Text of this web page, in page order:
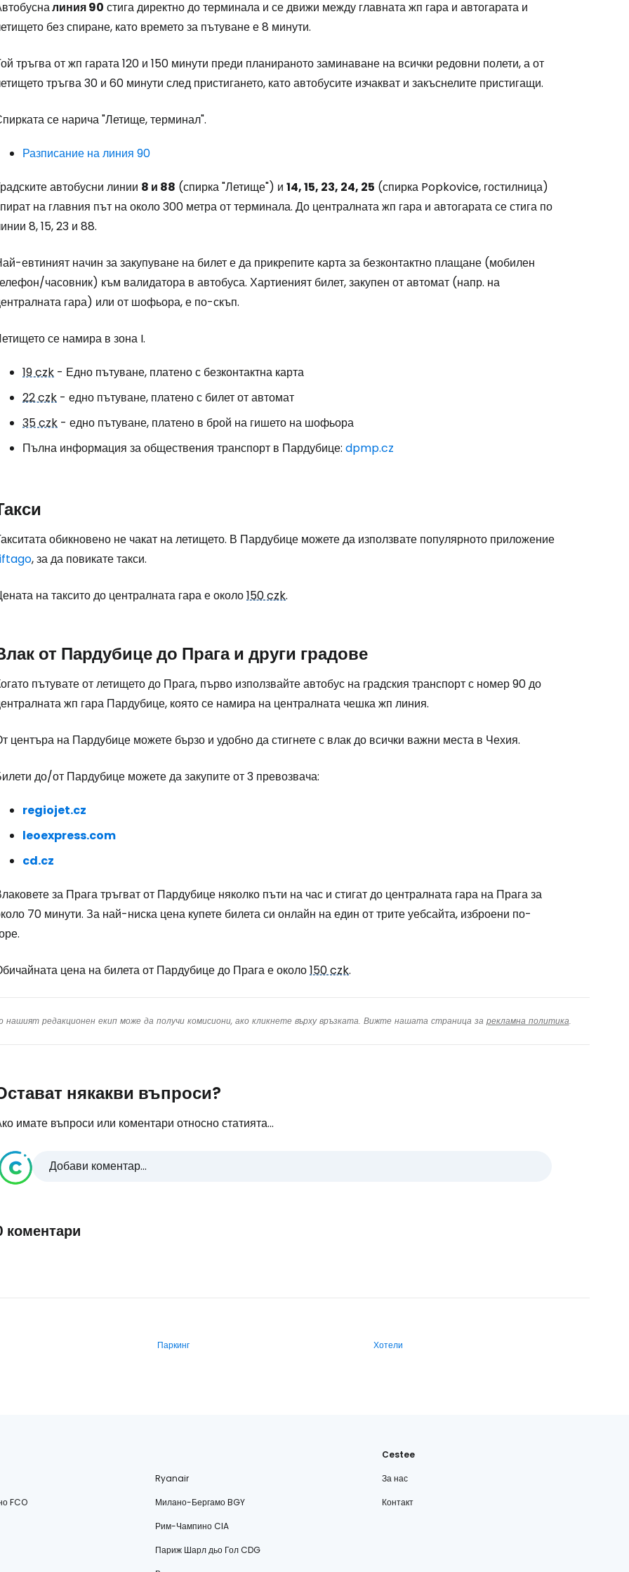
линия 90 стига директно до терминала и се движи между главната жп гара и автогарата и
без спиране, като времето за пътуване е 8 минути.
тръгва от жп гарата 120 и 150 минути преди планираното заминаване на всички редовни полети, а от
тръгва 30 и 60 минути след пристигането, като автобусите изчакват и закъснелите пристигащи.
се нарича "Летище, терминал".
Разписание на линия 90
автобусни линии 8 и 88 (спирка "Летище") и 14, 15, 23, 24, 25 (спирка Popkovice, гостилница)
на главния път на около 300 метра от терминала. До централната жп гара и автогарата се стига по
8, 15, 23 и 88.
евтиният начин за закупуване на билет е да прикрепите карта за безконтактно плащане (мобилен
часовник) към валидатора в автобуса. Хартиеният билет, закупен от автомат (напр. на
гара) или от шофьора, е по-скъп.
се намира в зона I.
19 czk - Едно пътуване, платено с безконтактна карта
22 czk - едно пътуване, платено с билет от автомат
35 czk - едно пътуване, платено в брой на гишето на шофьора
Пълна информация за обществения транспорт в Пардубице: dpmp.cz
обикновено не чакат на летището. В Пардубице можете да използвате популярното приложение
, за да повикате такси.
на таксито до централната гара е около150 czk.
от Пардубице до Прага и други градове
пътувате от летището до Прага, първо използвайте автобус на градския транспорт с номер 90 до
жп гара Пардубице, която се намира на централната чешка жп линия.
центъра на Пардубице можете бързо и удобно да стигнете с влак до всички важни места в Чехия.
до/от Пардубице можете да закупите от 3 превозвача:
regiojet.cz
leoexpress.com
cd.cz
за Прага тръгват от Пардубице няколко пъти на час и стигат до централната гара на Прага за
70 минути. За най-ниска цена купете билета си онлайн на един от трите уебсайта, изброени по-
цена на билета от Пардубице до Прага е около150 czk.
редакционен екип може да получи комисиони, ако кликнете върху връзката. Вижте нашата страница за рекламна политика.
някакви въпроси?
имате въпроси или коментари относно статията...
Добави коментар...
коментари
Паркинг
Хотели
Ryanair
FCO
Милано-Бергамо BGY
Рим-Чампино CIA
Париж Шарл дьо Гол CDG
Cestee
За нас
Контакт
Влезте в Cestee
Продължете с Google
Продължете с Facebook